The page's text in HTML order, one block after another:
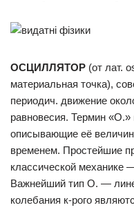
ОСЦИЛЛЯТОР (от лат.
материальная точка),
периодич. движение
равновесия. Термин
описывающие её
временем. Простейшие
классической механике
Важнейший тип О. —
колебания к-рого